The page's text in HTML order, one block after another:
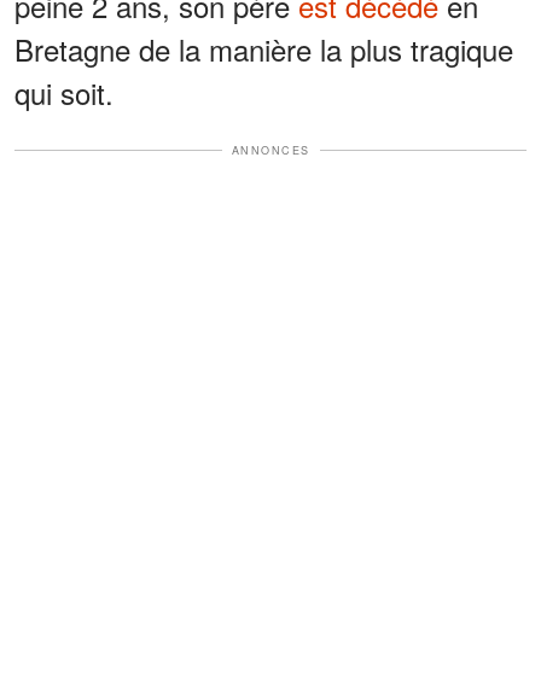
Bretagne de la manière la plus tragique
qui soit.
ANNONCES